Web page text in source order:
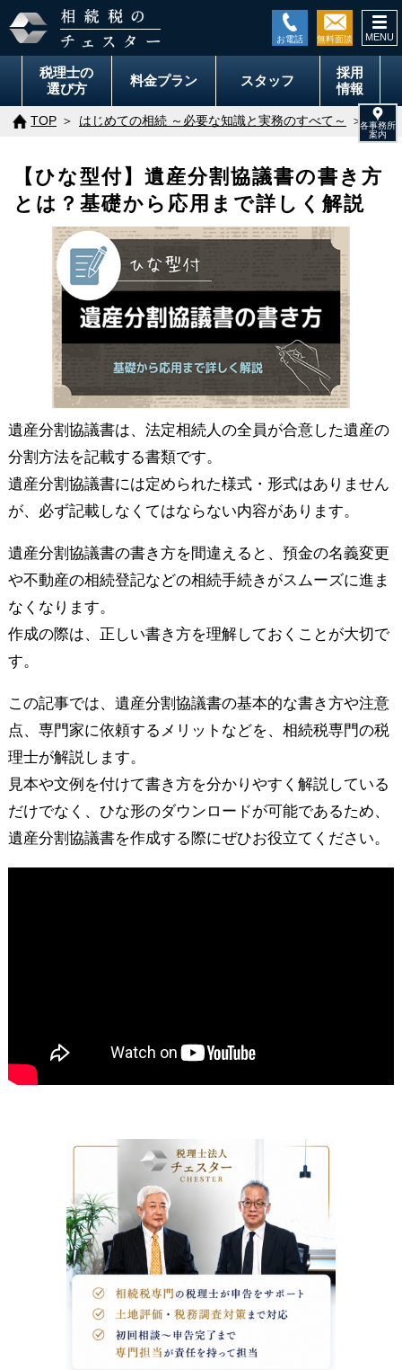
税理士の
選び方
料金プラン スタッフ
採用
情報
TOP はじめての相続 ～必要な知識と実務のすべて～ 小規
【ひな型付】遺産分割協議書の書き方
とは？基礎から応用まで詳しく解説
遺産分割協議書は、法定相続人の全員が合意した遺産の
分割方法を記載する書類です。
遺産分割協議書には定められた様式・形式はありません
が、必ず記載しなくてはならない内容があります。
遺産分割協議書の書き方を間違えると、預金の名義変更
や不動産の相続登記などの相続手続きがスムーズに進ま
なくなります。
作成の際は、正しい書き方を理解しておくことが大切で
す。
この記事では、遺産分割協議書の基本的な書き方や注意
点、専門家に依頼するメリットなどを、相続税専門の税
理士が解説します。
見本や文例を付けて書き方を分かりやすく解説している
だけでなく、ひな形のダウンロードが可能であるため、
遺産分割協議書を作成する際にぜひお役立てください。